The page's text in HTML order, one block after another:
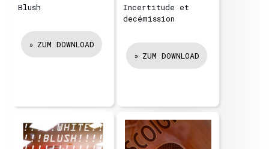
Blush
ZUM DOWNLOAD
Incertitude et
decémission
ZUM DOWNLOAD